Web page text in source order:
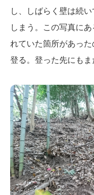
し、しばらく壁は続
しまう。この写真に
れていた箇所があっ
登る。登った先にもま